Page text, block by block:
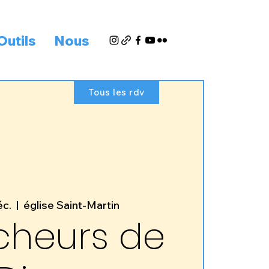
Nous
  |
église Saint-Martin
de
Tous les rdv